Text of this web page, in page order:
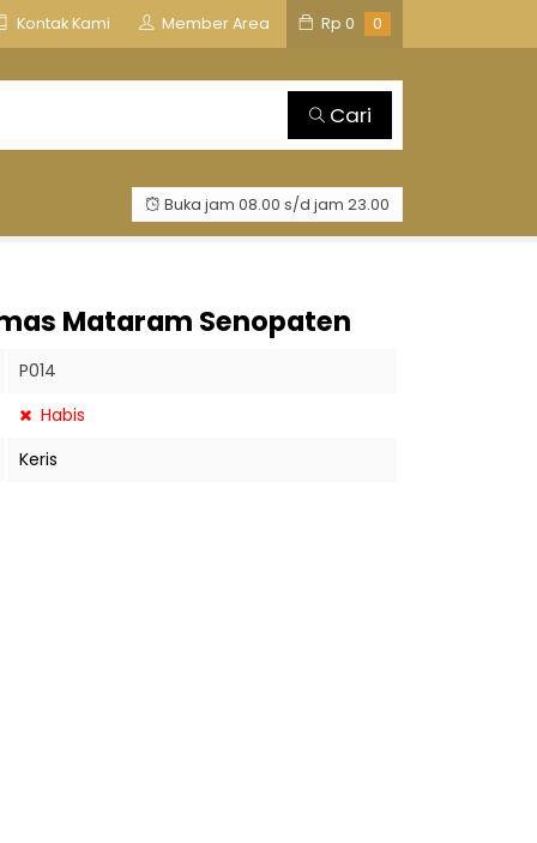
Kontak Kami Member Area Rp 0 0
TOSAN AJI GROUP
Cari
Buka jam 08.00 s/d jam 23.00
Mataram Senopaten
P014
Habis
Keris